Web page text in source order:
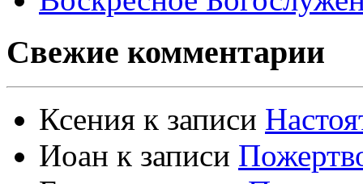
Свежие комментарии
Ксения к записи
Иоан к записи